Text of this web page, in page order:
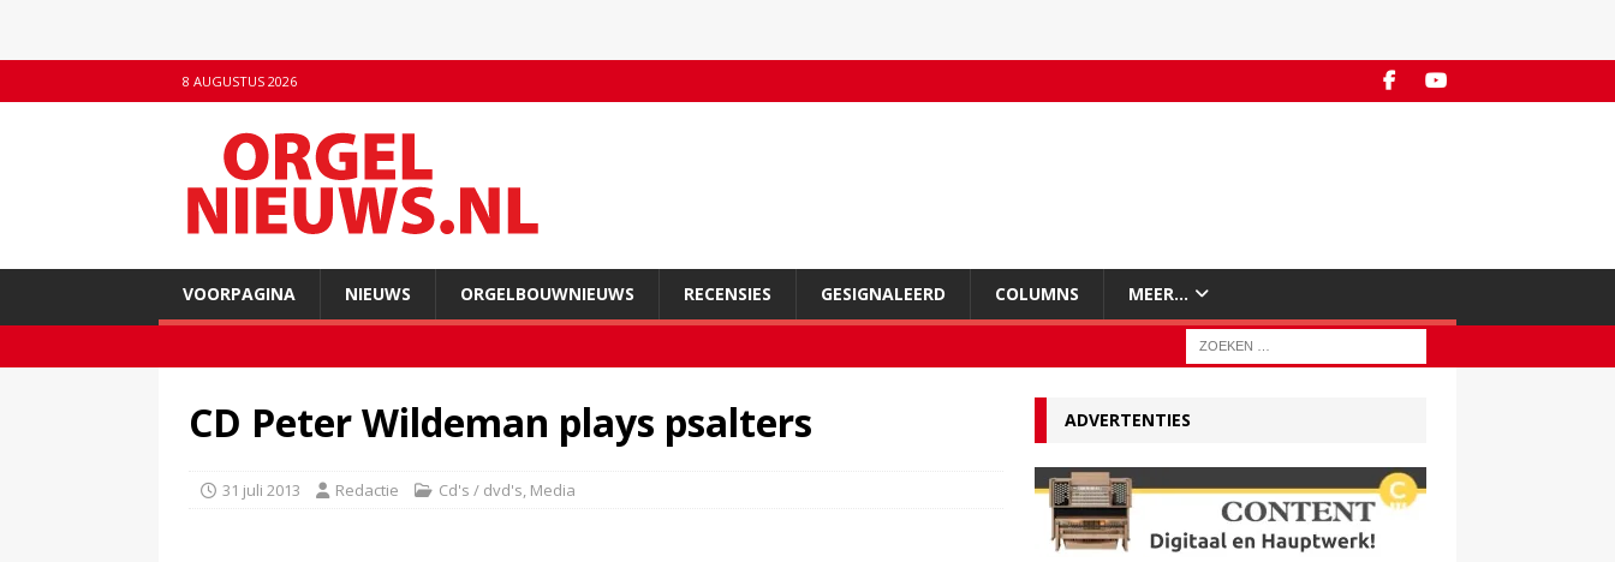
8 AUGUSTUS 2026
VOORPAGINA NIEUWS ORGELBOUWNIEUWS RECENSIES GESIGNALEERD COLUMNS MEER…
CD Peter Wildeman plays psalters
31 juli 2013 Redactie Cd's / dvd's, Media
ADVERTENTIES